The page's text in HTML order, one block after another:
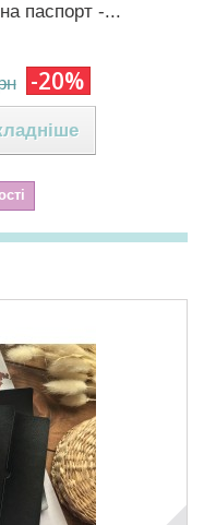
паспорт -...
-20%